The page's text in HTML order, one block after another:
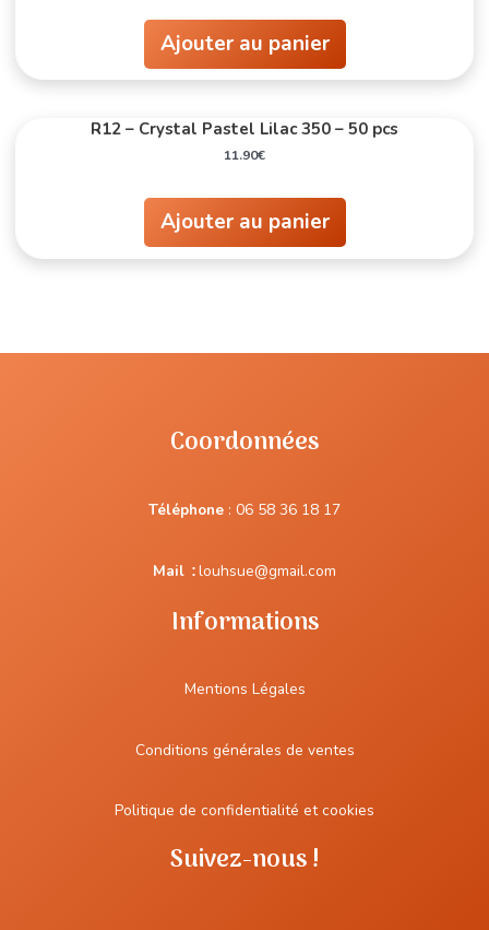
Ajouter au panier
R12 – Crystal Pastel Lilac 350 – 50 pcs
11.90€
Ajouter au panier
Coordonnées
Téléphone : 06 58 36 18 17
Mail :louhsue@gmail.com
Informations
Mentions Légales
Conditions générales de ventes
Politique de confidentialité et cookies
Suivez-nous !